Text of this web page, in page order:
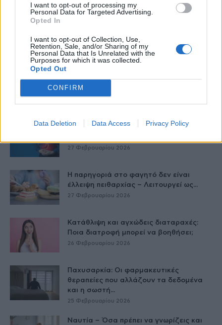
I want to opt-out of processing my
Personal Data for Targeted Advertising.
Opted In
I want to opt-out of Collection, Use,
Retention, Sale, and/or Sharing of my
Personal Data that Is Unrelated with the
Purposes for which it was collected.
Opted Out
CONFIRM
Data Deletion Data Access Privacy Policy
Δείτε Ακόμη
θέλεις να καταβροχθίσεις τα πάντα
μετά...
Γαστρικός Δακτύλιος: Γιατί πρέπει να
27 Φεβρουαρίου 2026
Η παρηγοριά στο φαγητό δεν είναι
έλλειψη πειθαρχίας – Λειτουργεί ως...
27 Φεβρουαρίου 2026
Κατάθλιψη και αγχώδεις διαταραχές:
Ποια διατροφή μπορεί να βοηθήσει;
26 Φεβρουαρίου 2026
Παχυσαρκία: Οι φαρμακευτικές
θεραπείες που αλλάζουν τα δεδομένα
και η σωστή...
25 Φεβρουαρίου 2026
Ναυτία – Όσα πρέπει να γνωρίζεις και